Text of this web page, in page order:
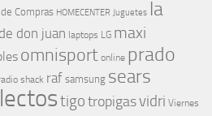
Compras HOMECENTER Juguetes la
don juan laptops LG maxi
omnisport online prado
shack raf samsung sears
tigotropigasvidri Viernes